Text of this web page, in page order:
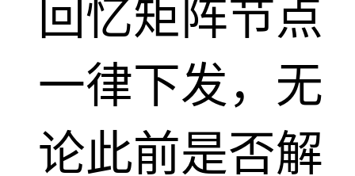
回忆矩阵节点
一律下发，无
论此前是否解